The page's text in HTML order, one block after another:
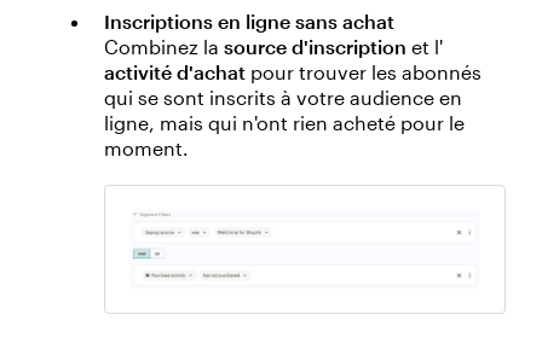
Inscriptions en ligne sans achat
Combinez la source d'inscription et l'
activité d'achat pour trouver les abonnés
qui se sont inscrits à votre audience en
ligne, mais qui n'ont rien acheté pour le
moment.